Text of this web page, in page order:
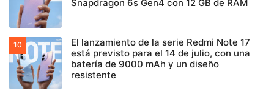
Snapdragon 6s Gen4 con 12 GB de RAM
El lanzamiento de la serie Redmi Note 17
está previsto para el 14 de julio, con una
batería de 9000 mAh y un diseño
resistente